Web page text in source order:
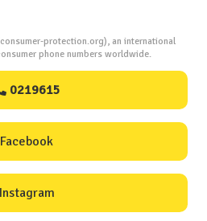
protection.org), an international
phone numbers worldwide.
0219615
Facebook
Instagram